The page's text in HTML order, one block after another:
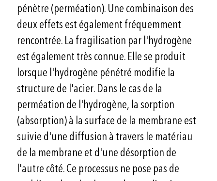
pénètre (perméation). Une combinaison des
deux effets est également fréquemment
rencontrée. La fragilisation par l'hydrogène
est également très connue. Elle se produit
lorsque l'hydrogène pénétré modifie la
structure de l'acier. Dans le cas de la
perméation de l'hydrogène, la sorption
(absorption) à la surface de la membrane est
suivie d'une diffusion à travers le matériau
de la membrane et d'une désorption de
l'autre côté. Ce processus ne pose pas de